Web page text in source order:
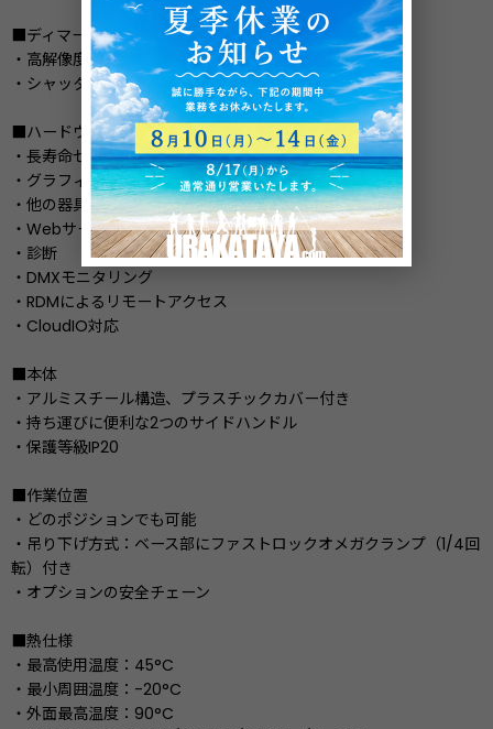
■ディマー/シャッター：
・高解像度調光16ビット
・シャッター、ストロボエフェクト
■ハードウェアとソフトウェア
・長寿命セルフチャージングバッテリー
・グラフィックLCDバックライト付き白黒ディスプレイ
・他の器具からのファームウェアのアップロード
・Webサーバ経由でのファームウェアアップグレード
・診断
・DMXモニタリング
・RDMによるリモートアクセス
・CloudIO対応
■本体
・アルミスチール構造、プラスチックカバー付き
・持ち運びに便利な2つのサイドハンドル
・保護等級IP20
■作業位置
・どのポジションでも可能
・吊り下げ方式：ベース部にファストロックオメガクランプ（1/4回
転）付き
・オプションの安全チェーン
■熱仕様
・最高使用温度：45°C
・最小周囲温度：-20°C
・外面最高温度：90°C